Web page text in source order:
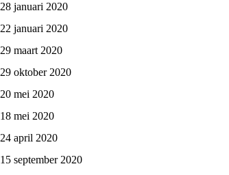
28 januari 2020
22 januari 2020
29 maart 2020
29 oktober 2020
20 mei 2020
18 mei 2020
24 april 2020
15 september 2020